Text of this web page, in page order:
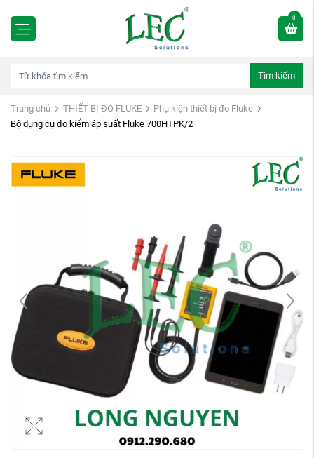
0
Tìm kiếm
Trang chủ THIẾT BỊ ĐO FLUKE
Phụ kiện thiết bị đo Fluke
Bộ dụng cụ đo kiểm áp suất Fluke 700HTPK/2